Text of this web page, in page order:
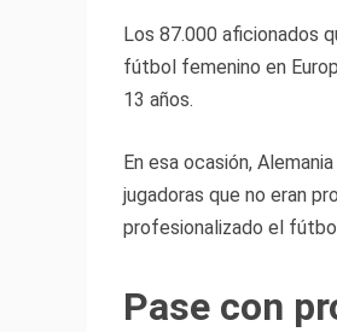
Los 87.000 aficionados
fútbol femenino en
13 años.
En esa ocasión,
jugadoras que no eran
profesionalizado el
Pase con